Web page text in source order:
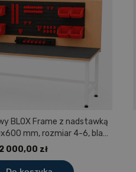
BLOX Frame z nadstawką
mm, rozmiar 4-6, blat
polipropylenowym
2 000,00 zł